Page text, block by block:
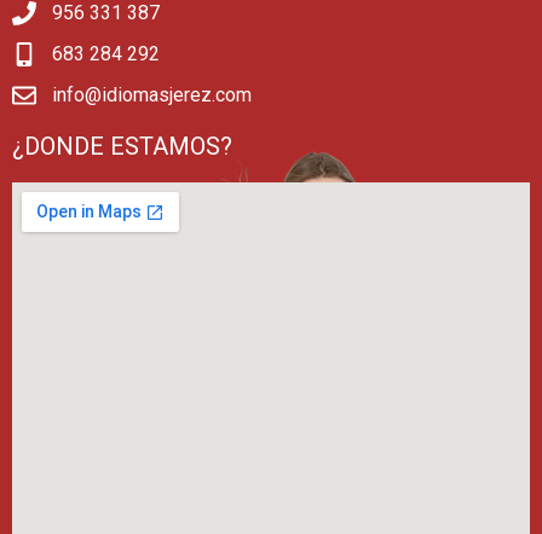
956 331 387
683 284 292
info@idiomasjerez.com
¿DONDE ESTAMOS?